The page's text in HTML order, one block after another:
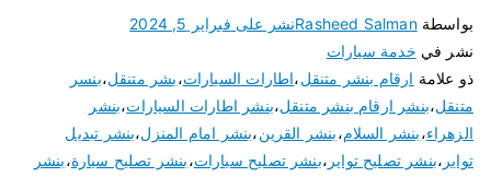
بواسطةRasheed Salmanنشر على فبراير 5, 2024
نشر في خدمة سيارات
ذو علامة ارقام بنشر متنقل،اطارات السيارات،بشر متنقل،بنسر
متنقل،بنشر ارقام بنشر متنقل،بنشر اطارات السيارات،بنشر
الزهراء،بنشر السلام،بنشر القرين،بنشر امام المنزل،بنشر تبديل
تواير ،بنشر تصليح تواير ،بنشر تصليح سيارات،بنشر تصليح سيارة،بنشر